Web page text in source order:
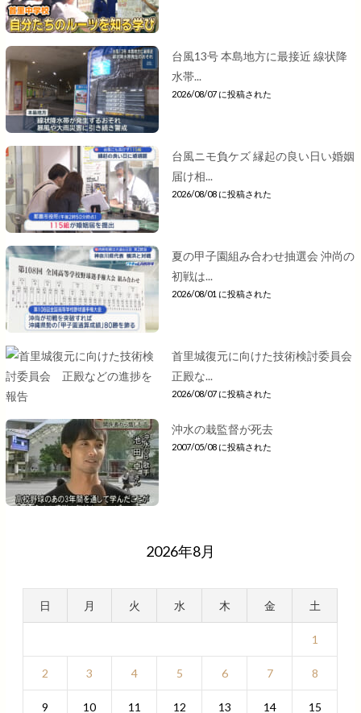
台風13号 本島地方に最接近 線状降
水帯...
2026/08/07 に投稿された
台風ニモ負ケズ 縁起の良い日い婚姻
届け相...
2026/08/08 に投稿された
夏の甲子園組み合わせ抽選会 沖尚の
初戦は...
2026/08/01 に投稿された
首里城復元に向けた技術検討委員会
正殿な...
2026/08/07 に投稿された
沖水の栽監督が死去
2007/05/08 に投稿された
2026年8月
日 月 火 水 木 金 土
1
2 3 4 5 6 7 8
9 10 11 12 13 14 15